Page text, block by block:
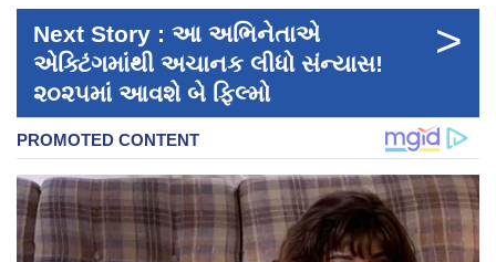
Next Story : આ અભિનેતાએ
એક્ટિંગમાંથી અચાનક લીધો સંન્યાસ!
૨૦૨૫માં આવશે બે ફિલ્મો
>